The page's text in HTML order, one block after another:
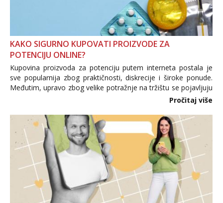
KAKO SIGURNO KUPOVATI PROIZVODE ZA
POTENCIJU ONLINE?
Kupovina proizvoda za potenciju putem interneta postala je
sve popularnija zbog praktičnosti, diskrecije i široke ponude.
Međutim, upravo zbog velike potražnje na tržištu se pojavljuju
i brojni krivotvoreni proizvodi, nepouzdane internetske
Pročitaj više